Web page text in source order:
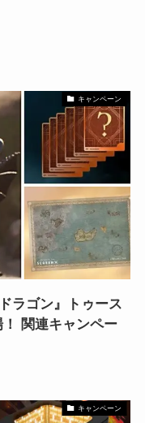
キャンペーン
ラゴン』トゥース
関連キャンペー
キャンペーン